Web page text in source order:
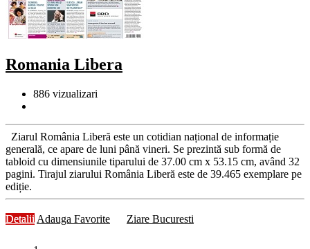
Romania Libera
886 vizualizari
Ziarul România Liberă este un cotidian național de informație
generală, ce apare de luni până vineri. Se prezintă sub formă de
tabloid cu dimensiunile tiparului de 37.00 cm x 53.15 cm, având 32
pagini. Tirajul ziarului România Liberă este de 39.465 exemplare pe
ediție.
Detalii Adauga Favorite Ziare Bucuresti